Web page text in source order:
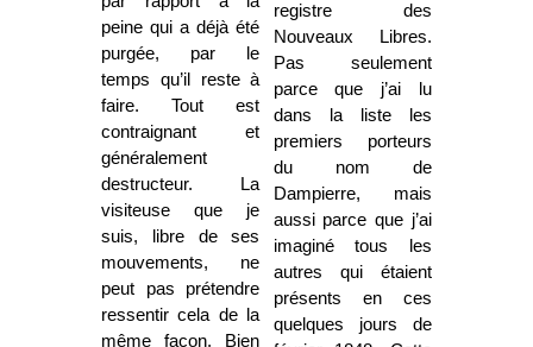
peine qui a déjà été
purgée, par le
temps qu’il reste à
faire. Tout est
contraignant et
généralement
destructeur. La
visiteuse que je
suis, libre de ses
mouvements, ne
peut pas prétendre
ressentir cela de la
même façon. Bien
registre des
Nouveaux Libres.
Pas seulement
parce que j’ai lu
dans la liste les
premiers porteurs
du nom de
Dampierre, mais
aussi parce que j’ai
imaginé tous les
autres qui étaient
présents en ces
quelques jours de